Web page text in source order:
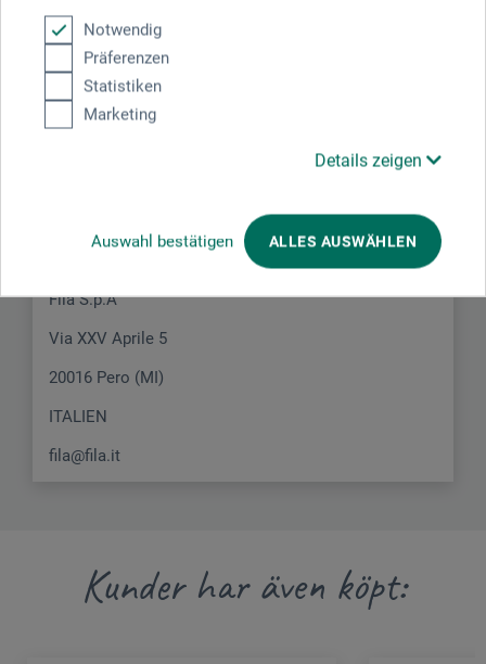
Notwendig
Präferenzen
Statistiken
Marketing
Details zeigen
Auswahl bestätigen ALLES AUSWÄHLEN
Zinkvit, Titanvit, Beige, Briljant gul: Giftigt för
vattenorganismer, med långvarig verkan.
Tillverkarens kontakt
Här hittar du tillverkarens kontaktuppgifter för den här
produkten.
Fila S.p.A
Via XXV Aprile 5
20016 Pero (MI)
ITALIEN
fila@fila.it
Kunder har även köpt: